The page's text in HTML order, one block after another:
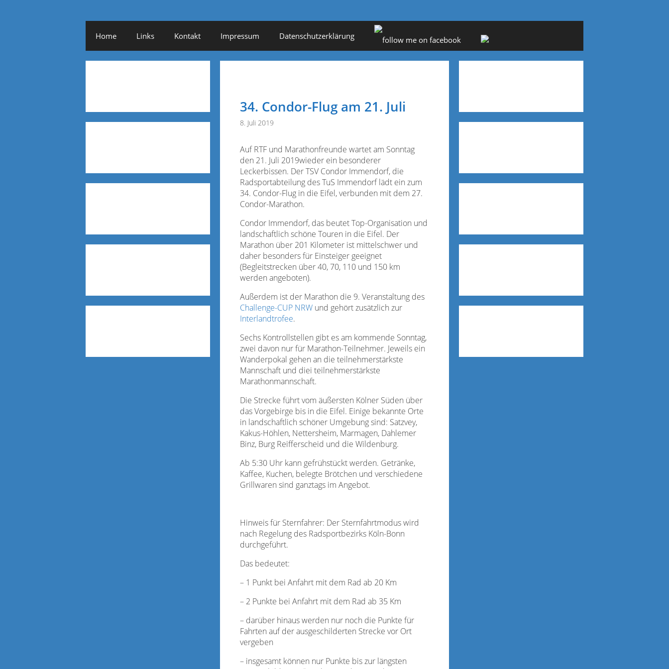
Home Links Kontakt Impressum Datenschutzerklärung
34. Condor-Flug am 21. Juli
8. Juli 2019
Auf RTF und Marathonfreunde wartet am Sonntag
den 21. Juli 2019wieder ein besonderer
Leckerbissen. Der TSV Condor Immendorf, die
Radsportabteilung des TuS Immendorf lädt ein zum
34. Condor-Flug in die Eifel, verbunden mit dem 27.
Condor-Marathon.
Condor Immendorf, das beutet Top-Organisation und
landschaftlich schöne Touren in die Eifel. Der
Marathon über 201 Kilometer ist mittelschwer und
daher besonders für Einsteiger geeignet
(Begleitstrecken über 40, 70, 110 und 150 km
werden angeboten).
Außerdem ist der Marathon die 9. Veranstaltung des
Challenge-CUP NRW und gehört zusätzlich zur
Interlandtrofee.
Sechs Kontrollstellen gibt es am kommende Sonntag,
zwei davon nur für Marathon-Teilnehmer. Jeweils ein
Wanderpokal gehen an die teilnehmerstärkste
Mannschaft und diei teilnehmerstärkste
Marathonmannschaft.
Die Strecke führt vom äußersten Kölner Süden über
das Vorgebirge bis in die Eifel. Einige bekannte Orte
in landschaftlich schöner Umgebung sind: Satzvey,
Kakus-Höhlen, Nettersheim, Marmagen, Dahlemer
Binz, Burg Reifferscheid und die Wildenburg.
Ab 5:30 Uhr kann gefrühstückt werden. Getränke,
Kaffee, Kuchen, belegte Brötchen und verschiedene
Grillwaren sind ganztags im Angebot.
Hinweis für Sternfahrer: Der Sternfahrtmodus wird
nach Regelung des Radsportbezirks Köln-Bonn
durchgeführt.
Das bedeutet:
– 1 Punkt bei Anfahrt mit dem Rad ab 20 Km
– 2 Punkte bei Anfahrt mit dem Rad ab 35 Km
– darüber hinaus werden nur noch die Punkte für
Fahrten auf der ausgeschilderten Strecke vor Ort
vergeben
– insgesamt können nur Punkte bis zur längsten